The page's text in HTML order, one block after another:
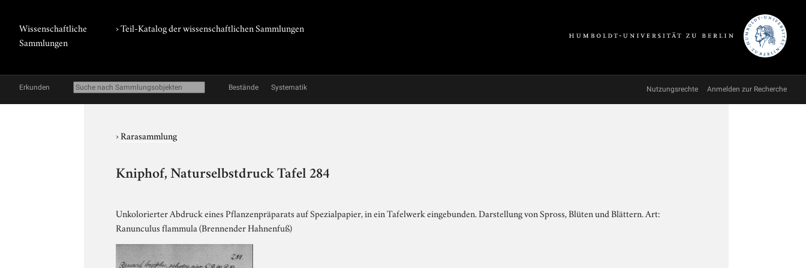
Wissenschaftliche
Sammlungen
› Teil-Katalog der wissenschaftlichen Sammlungen
Erkunden Bestände Systematik Nutzungsrechte Anmelden zur Recherche
›Rarasammlung
Kniphof, Naturselbstdruck Tafel 284
Unkolorierter Abdruck eines Pflanzenpräparats auf Spezialpapier, in ein Tafelwerk eingebunden. Darstellung von Spross, Blüten und Blättern. Art:
Ranunculus flammula (Brennender Hahnenfuß)